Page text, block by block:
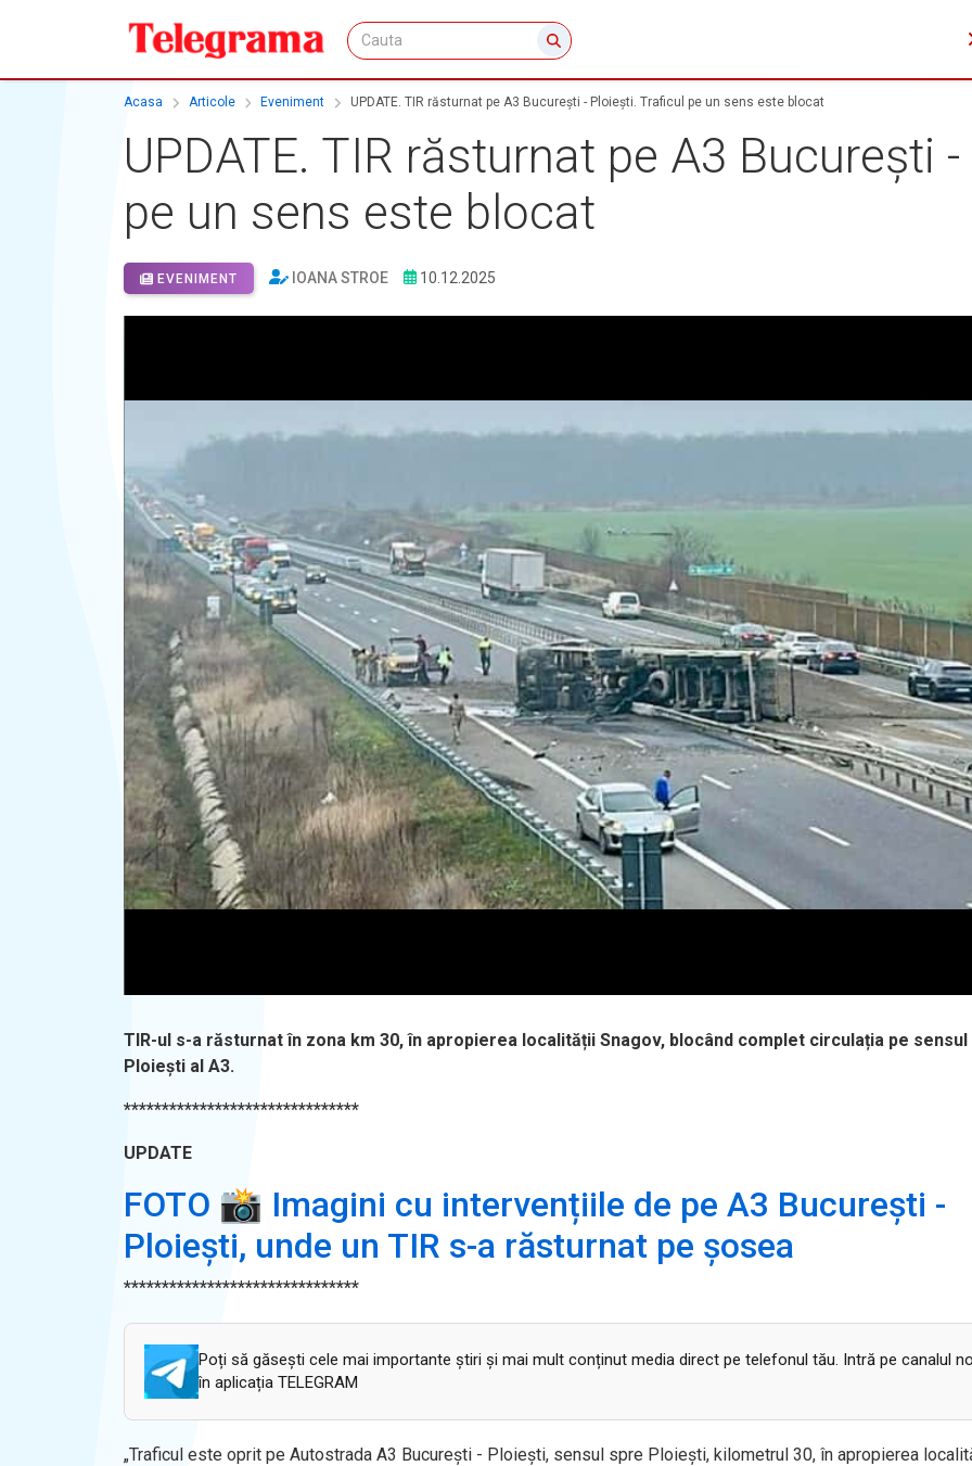
Acasa Articole Eveniment UPDATE. TIR răsturnat pe A3 București - Ploiești. Traficul pe un sens este blocat
UPDATE. TIR răsturnat pe A3 București
pe un sens este blocat
EVENIMENT IOANA STROE 10.12.2025
TIR-ul s-a răsturnat în zona km 30, în apropierea localității Snagov, blocând complet circulația pe
Ploiești al A3.
*******************************
UPDATE
FOTO 📸 Imagini cu intervențiile de pe A3 București -
Ploiești, unde un TIR s-a răsturnat pe șosea
*******************************
Poți să găsești cele mai importante știri și mai mult conținut media direct pe telefonul tău. Intră pe canalul
în aplicația TELEGRAM
„Traficul este oprit pe Autostrada A3 București - Ploiești, sensul spre Ploiești, kilometrul 30, în apropierea